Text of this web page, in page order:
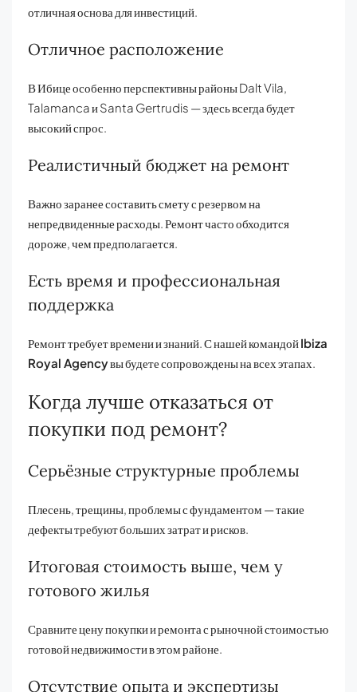
отличная основа для инвестиций.
Отличное расположение
В Ибице особенно перспективны районы Dalt Vila,
Talamanca и Santa Gertrudis — здесь всегда будет
высокий спрос.
Реалистичный бюджет на ремонт
Важно заранее составить смету с резервом на
непредвиденные расходы. Ремонт часто обходится
дороже, чем предполагается.
Есть время и профессиональная
поддержка
Ремонт требует времени и знаний. С нашей командойIbiza
Royal Agencyвы будете сопровождены на всех этапах.
Когда лучше отказаться от
покупки под ремонт?
Серьёзные структурные проблемы
Плесень, трещины, проблемы с фундаментом — такие
дефекты требуют больших затрат и рисков.
Итоговая стоимость выше, чем у
готового жилья
Сравните цену покупки и ремонта с рыночной стоимостью
готовой недвижимости в этом районе.
Отсутствие опыта и экспертизы